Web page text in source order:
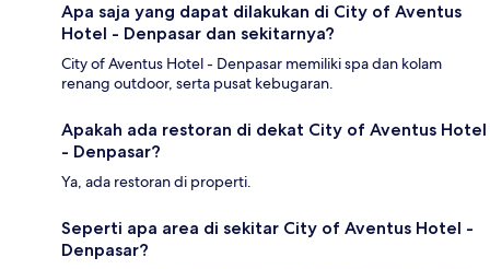
Apa saja yang dapat dilakukan di City of Aventus
Hotel - Denpasar dan sekitarnya?
City of Aventus Hotel - Denpasar memiliki spa dan kolam
renang outdoor, serta pusat kebugaran.
Apakah ada restoran di dekat City of Aventus Hotel
- Denpasar?
Ya, ada restoran di properti.
Seperti apa area di sekitar City of Aventus Hotel -
Denpasar?